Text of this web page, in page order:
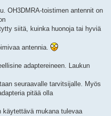
OH3DMRA-toistimen antennit on
siitä, kuinka huonoja tai hyviä
antennia.
adaptereineen. Laukun
seuraavalle tarvitsijalle. Myös
pitää olla
käytettävä mukana tulevaa